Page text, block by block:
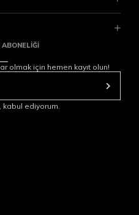
olmak için hemen kayıt olun!
kabul ediyorum.